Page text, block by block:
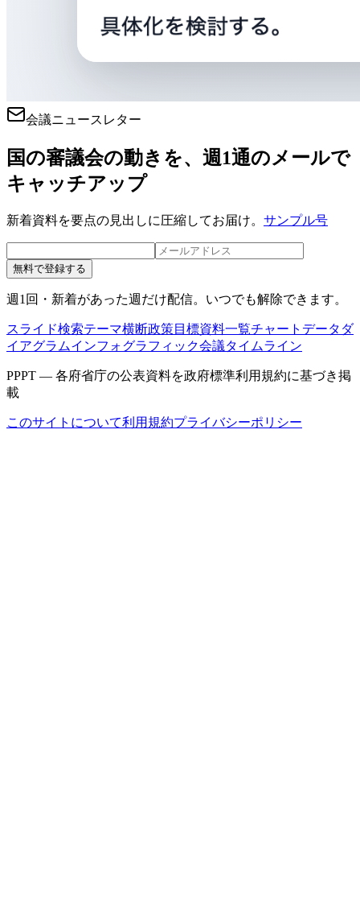
会議ニュースレター
国の審議会の動きを、週1通のメールで
キャッチアップ
新着資料を要点の見出しに圧縮してお届け。 サンプル号
無料で登録する
週1回・新着があった週だけ配信。いつでも解除できます。
スライド検索テーマ横断政策目標資料一覧チャートデータ ダ
イアグラムインフォグラフィック会議タイムライン
PPPT — 各府省庁の公表資料を政府標準利用規約に基づき掲
載
このサイトについて利用規約プライバシーポリシー